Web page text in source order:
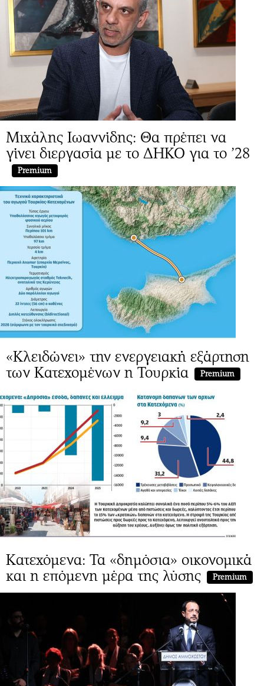
Μιχάλης Ιωαννίδης: Θα πρέπει να
γίνει διεργασία με το ΔΗΚΟ για το ’28
Premium
«Κλειδώνει» την ενεργειακή εξάρτηση
των Κατεχομένων η Τουρκία
Premium
Κατεχόμενα: Τα «δημόσια» οικονομικά
και η επόμενη μέρα της λύσης
Premium